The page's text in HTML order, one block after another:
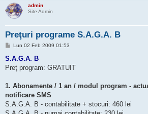
admin
Site Admin
Preţuri programe S.A.G.A. B
M
s
j
Lun 02 Feb 2009 01:53
S.A.G.A. B
Preţ program: GRATUIT
1. Abonamente / 1 an / modul program -
notificare SMS
S.A.G.A. B - contabilitate + stocuri: 460 lei